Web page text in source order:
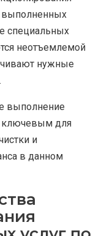
выполненных
специальных
неотъемлемой
нужные
выполнение
ключевым для
и
в данном